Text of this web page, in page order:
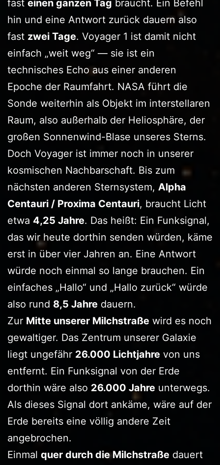
fast einen ganzen Tag braucht. Ein Befehl
hin und eine Antwort zurück dauern also
fast zwei Tage. Voyager 1 ist damit nicht
einfach „weit weg“ — sie ist ein
technisches Echo aus einer anderen
Epoche der Raumfahrt. NASA führt die
Sonde weiterhin als Objekt im interstellaren
Raum, also außerhalb der Heliosphäre, der
großen Sonnenwind-Blase unseres Sterns.
Doch Voyager ist immer noch in unserer
kosmischen Nachbarschaft. Bis zum
nächsten anderen Sternsystem, Alpha
Centauri / Proxima Centauri, braucht Licht
etwa 4,25 Jahre. Das heißt: Ein Funksignal,
das wir heute dorthin senden würden, käme
erst in über vier Jahren an. Eine Antwort
würde noch einmal so lange brauchen. Ein
einfaches „Hallo“ und „Hallo zurück“ würde
also rund 8,5 Jahre dauern.
Zur Mitte unserer Milchstraße wird es noch
gewaltiger. Das Zentrum unserer Galaxie
liegt ungefähr 26.000 Lichtjahre von uns
entfernt. Ein Funksignal von der Erde
dorthin wäre also 26.000 Jahre unterwegs.
Als dieses Signal dort ankäme, wäre auf der
Erde bereits eine völlig andere Zeit
angebrochen.
Einmal quer durch die Milchstraße dauert